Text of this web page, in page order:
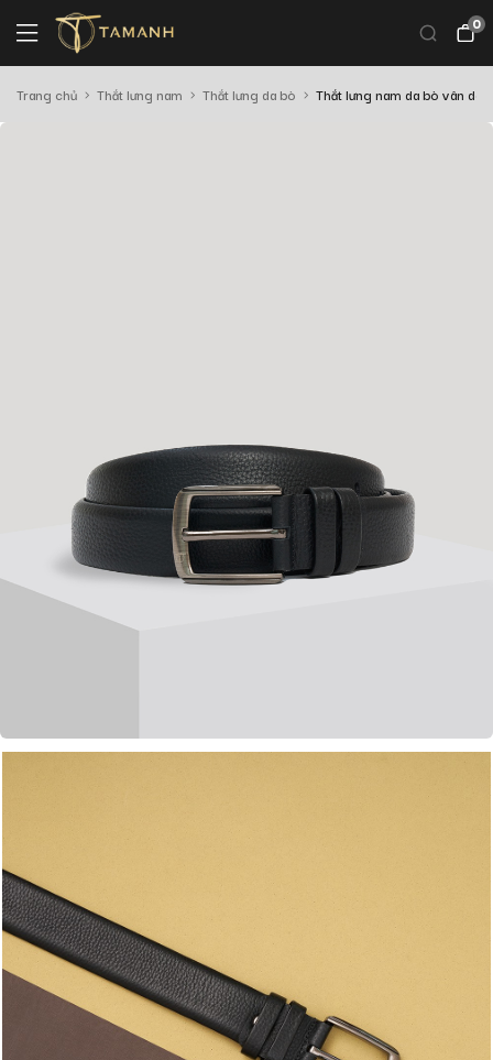
0
Trang chủ Thắt lưng nam Thắt lưng da bò Thắt lưng nam da bò vân